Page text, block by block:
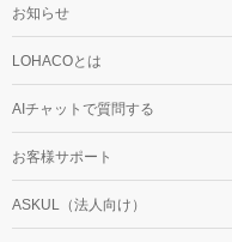
お知らせ
LOHACOとは
AIチャットで質問する
お客様サポート
ASKUL（法人向け）